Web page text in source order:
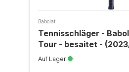
Babolat
Tennisschläger -
Tour - besaitet -
Auf Lager